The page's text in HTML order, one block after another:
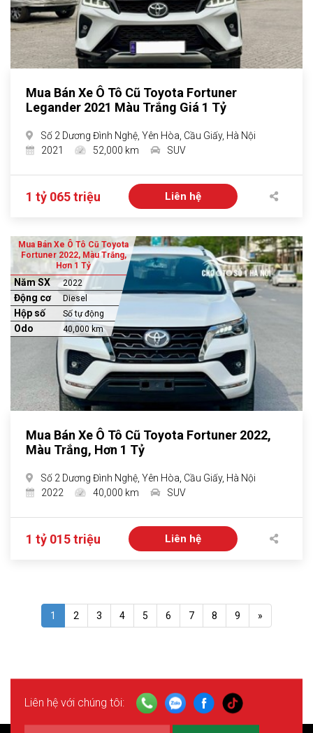
Mua Bán Xe Ô Tô Cũ Toyota Fortuner
Legander 2021 Màu Trắng Giá 1 Tỷ
Số 2 Dương Đình Nghệ, Yên Hòa, Cầu Giấy, Hà Nội
2021
52,000 km SUV
1 tỷ 065 triệu Liên hệ
Mua Bán Xe Ô Tô Cũ Toyota
Fortuner 2022, Màu Trắng,
Hơn 1 Tỷ
Năm SX 2022
Động cơ Diesel
Hộp số Số tự động
Odo 40,000 km
Mua Bán Xe Ô Tô Cũ Toyota Fortuner 2022,
Màu Trắng, Hơn 1 Tỷ
Số 2 Dương Đình Nghệ, Yên Hòa, Cầu Giấy, Hà Nội
2022
40,000 km SUV
1 tỷ 015 triệu Liên hệ
1 2 3 4 5 6 7 8 9 »
Liên hệ với chúng tôi: